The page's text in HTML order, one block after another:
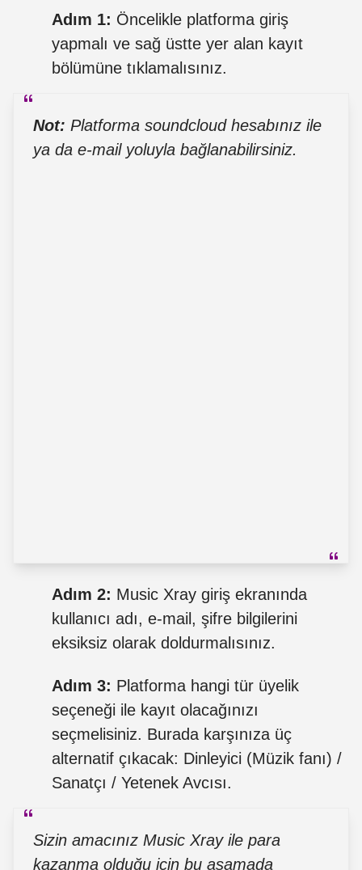
Adım 1: Öncelikle platforma giriş
yapmalı ve sağ üstte yer alan kayıt
bölümüne tıklamalısınız.
Not: Platforma soundcloud hesabınız ile
ya da e-mail yoluyla bağlanabilirsiniz.
Adım 2: Music Xray giriş ekranında
kullanıcı adı, e-mail, şifre bilgilerini
eksiksiz olarak doldurmalısınız.
Adım 3: Platforma hangi tür üyelik
seçeneği ile kayıt olacağınızı
seçmelisiniz. Burada karşınıza üç
alternatif çıkacak: Dinleyici (Müzik fanı) /
Sanatçı / Yetenek Avcısı.
Sizin amacınız Music Xray ile para
kazanma olduğu için bu aşamada